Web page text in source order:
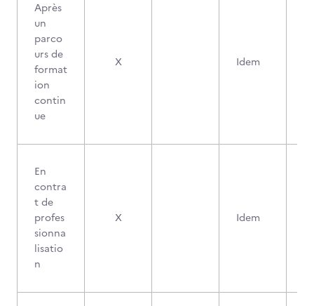
Après
un
parco
urs de
format
ion
contin
ue
X Idem
En
contra
t de
profes
sionna
lisatio
n
X Idem